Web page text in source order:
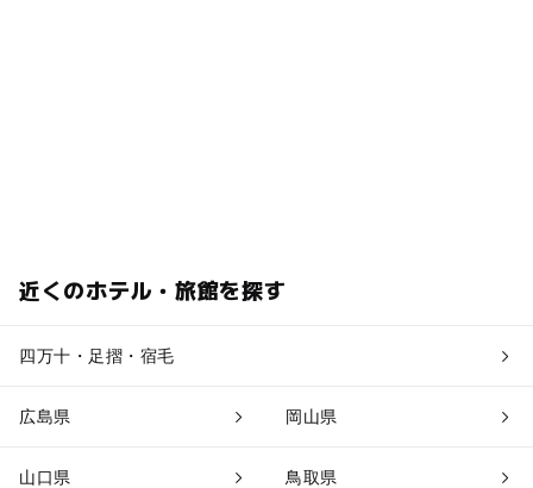
近くのホテル・旅館を探す
四万十・足摺・宿毛
広島県 岡山県
山口県 鳥取県